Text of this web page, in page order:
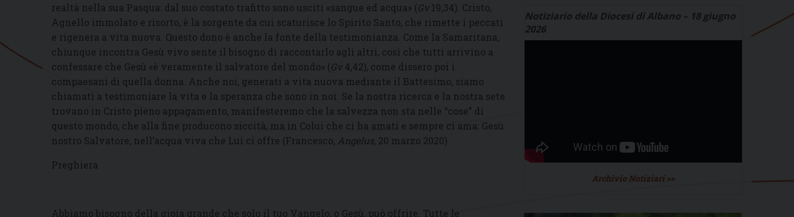
realtà nella sua Pasqua: dal suo costato trafitto sono usciti «sangue ed acqua» (Gv19,34). Cristo,
Agnello immolato e risorto, è la sorgente da cui scaturisce lo Spirito Santo, che rimette i peccati
e rigenera a vita nuova. Questo dono è anche la fonte della testimonianza. Come la Samaritana,
chiunque incontra Gesù vivo sente il bisogno di raccontarlo agli altri, così che tutti arrivino a
confessare che Gesù «è veramente il salvatore del mondo» (Gv4,42), come dissero poi i
compaesani di quella donna. Anche noi, generati a vita nuova mediante il Battesimo, siamo
chiamati a testimoniare la vita e la speranza che sono in noi. Se la nostra ricerca e la nostra sete
trovano in Cristo pieno appagamento, manifesteremo che la salvezza non sta nelle “cose” di
questo mondo, che alla fine producono siccità, ma in Colui che ci ha amati e sempre ci ama: Gesù
nostro Salvatore, nell’acqua viva che Lui ci offre (Francesco, Angelus, 20 marzo 2020).
Preghiera
Abbiamo bisogno della gioia grande che solo il tuo Vangelo, o Gesù, può offrire. Tutte le
Notiziario della Diocesi di Albano – 18 giugno
2026
Archivio Notiziari >>